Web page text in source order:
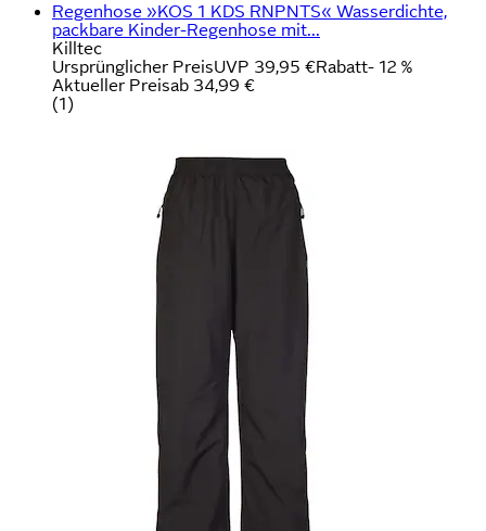
Regenhose »KOS 1 KDS RNPNTS« Wasserdichte,
packbare Kinder-Regenhose mit...
Killtec
Ursprünglicher PreisUVP 39,95 €Rabatt- 12 %
Aktueller Preisab 34,99 €
(1)